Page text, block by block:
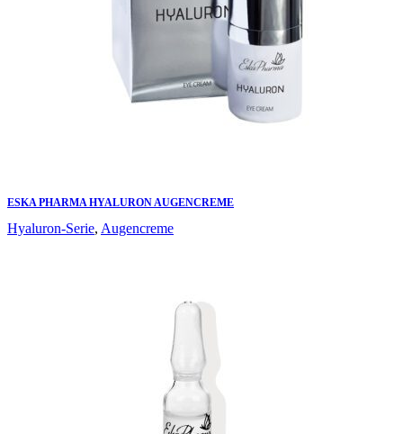
ESKA PHARMA HYALURON AUGENCREME
Hyaluron-Serie, Augencreme